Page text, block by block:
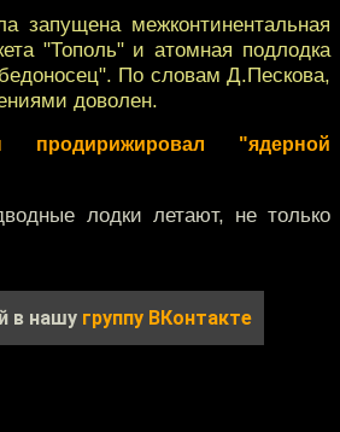
запущена межконтинентальная
"Тополь" и атомная подлодка
По словам Д.Пескова,
доволен.
продирижировал "ядерной
лодки летают, не только
в нашу группу ВКонтакте